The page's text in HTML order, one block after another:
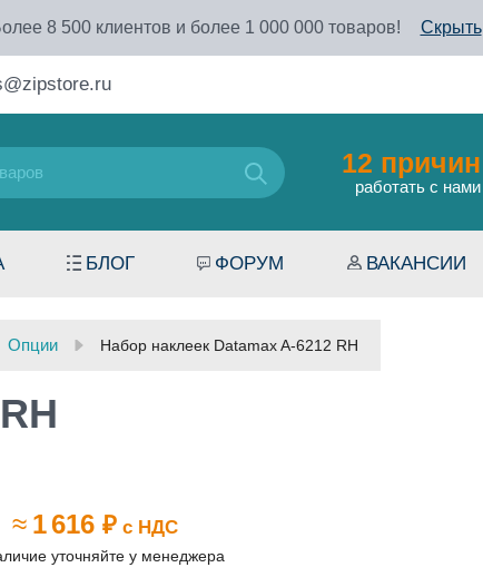
8 500 клиентов и более 1 000 000 товаров! Скрыть
12 причин
работать с нами
БЛОГ ФОРУМ ВАКАНСИИ
Опции Набор наклеек Datamax A-6212 RH
≈ 1 616 ₽ с НДС
уточняйте у менеджера